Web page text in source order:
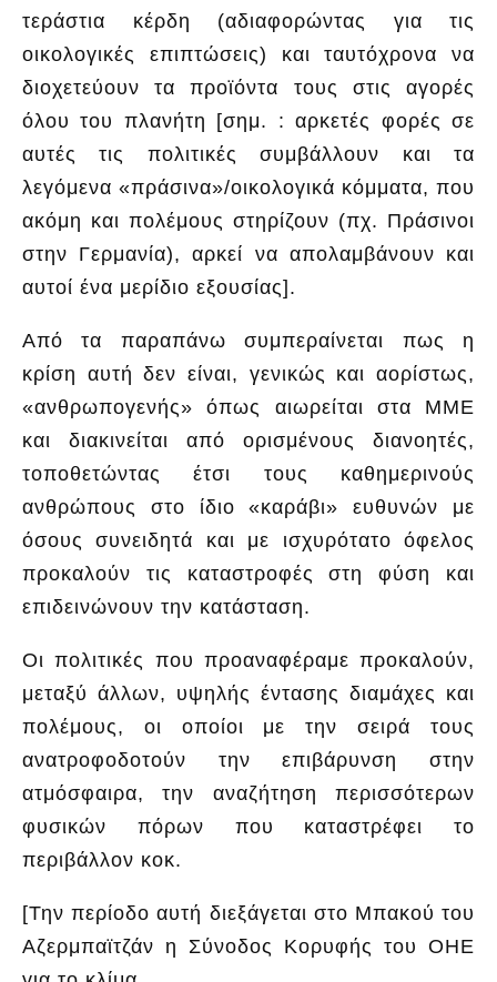
τεράστια κέρδη (αδιαφορώντας για τις
οικολογικές επιπτώσεις) και ταυτόχρονα να
διοχετεύουν τα προϊόντα τους στις αγορές
όλου του πλανήτη [σημ. : αρκετές φορές σε
αυτές τις πολιτικές συμβάλλουν και τα
λεγόμενα «πράσινα»/οικολογικά κόμματα, που
ακόμη και πολέμους στηρίζουν (πχ. Πράσινοι
στην Γερμανία), αρκεί να απολαμβάνουν και
αυτοί ένα μερίδιο εξουσίας].
Από τα παραπάνω συμπεραίνεται πως η
κρίση αυτή δεν είναι, γενικώς και αορίστως,
«ανθρωπογενής» όπως αιωρείται στα ΜΜΕ
και διακινείται από ορισμένους διανοητές,
τοποθετώντας έτσι τους καθημερινούς
ανθρώπους στο ίδιο «καράβι» ευθυνών με
όσους συνειδητά και με ισχυρότατο όφελος
προκαλούν τις καταστροφές στη φύση και
επιδεινώνουν την κατάσταση.
Οι πολιτικές που προαναφέραμε προκαλούν,
μεταξύ άλλων, υψηλής έντασης διαμάχες και
πολέμους, οι οποίοι με την σειρά τους
ανατροφοδοτούν την επιβάρυνση στην
ατμόσφαιρα, την αναζήτηση περισσότερων
φυσικών πόρων που καταστρέφει το
περιβάλλον κοκ.
[Την περίοδο αυτή διεξάγεται στο Μπακού του
Αζερμπαϊτζάν η Σύνοδος Κορυφής του ΟΗΕ